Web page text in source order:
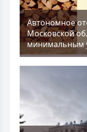
Aвтономное
Московской
минимальным